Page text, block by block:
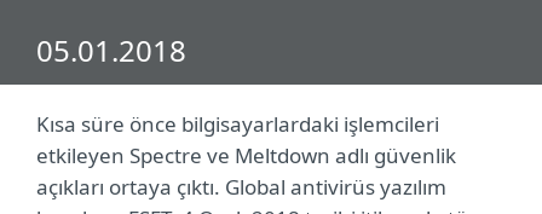
05.01.2018
Kısa süre önce bilgisayarlardaki işlemcileri
etkileyen Spectre ve Meltdown adlı güvenlik
açıkları ortaya çıktı. Global antivirüs yazılım